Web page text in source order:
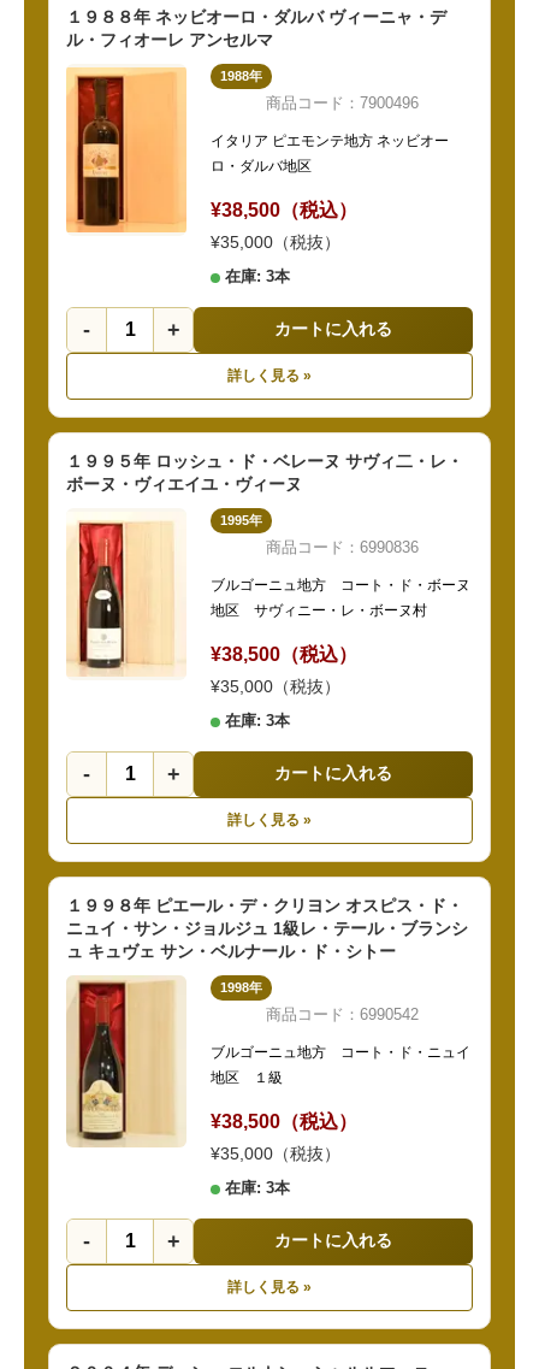
１９８８年 ネッビオーロ・ダルバ ヴィーニャ・デ
ル・フィオーレ アンセルマ
1988年
商品コード：7900496
イタリア ピエモンテ地方 ネッビオー
ロ・ダルバ地区
¥38,500（税込）
¥35,000（税抜）
在庫: 3本
- + カートに入れる
詳しく見る »
１９９５年 ロッシュ・ド・ベレーヌ サヴィ二・レ・
ボーヌ・ヴィエイユ・ヴィーヌ
1995年
商品コード：6990836
ブルゴーニュ地方 コート・ド・ボーヌ
地区 サヴィニー・レ・ボーヌ村
¥38,500（税込）
¥35,000（税抜）
在庫: 3本
- + カートに入れる
詳しく見る »
１９９８年 ピエール・デ・クリヨン オスピス・ド・
ニュイ・サン・ジョルジュ 1級レ・テール・ブランシ
ュ キュヴェ サン・ベルナール・ド・シトー
1998年
商品コード：6990542
ブルゴーニュ地方 コート・ド・ニュイ
地区 １級
¥38,500（税込）
¥35,000（税抜）
在庫: 3本
- + カートに入れる
詳しく見る »